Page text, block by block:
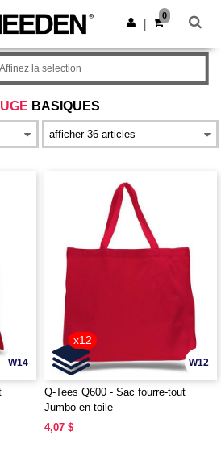
l’app !
Obtenir l'appli
0
BASIQUES
Affinez la selection
W14 W12
x12
Q-Tees Q600 - Sac fourre-tout
Jumbo en toile
4,07 $